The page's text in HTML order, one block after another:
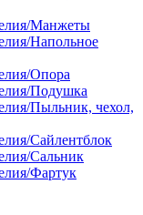
Манжеты
Напольное
Опора
Подушка
Пыльник, чехол,
Сайлентблок
Сальник
Фартук